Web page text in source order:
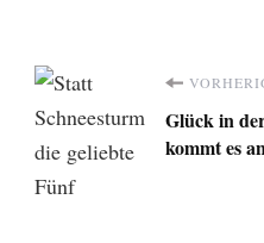
Glück in
kommt es